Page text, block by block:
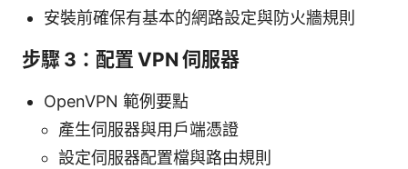
安裝前確保有基本的網路設定與防火牆規則
步驟 3：配置 VPN 伺服器
OpenVPN 範例要點
產生伺服器與用戶端憑證
設定伺服器配置檔與路由規則